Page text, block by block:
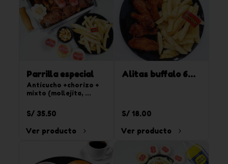
Parrilla especial
Anticucho +chorizo +
mixto (mollejita,
choclo + papa
sancochada +
complemento
S/ 35.50
Ver producto
Alitas buffalo 6
S/ 18.00
Ver producto